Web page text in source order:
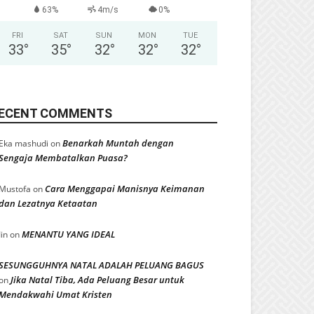
63% 4m/s 0%
FRI
33°
SAT
35°
SUN
32°
MON
32°
TUE
32°
COMMENTS
mashudi onBenarkah Muntah dengan
Membatalkan Puasa?
onCara Menggapai Manisnya Keimanan
Lezatnya Ketaatan
onMENANTU YANG IDEAL
NATAL ADALAH PELUANG BAGUS
Jika Natal Tiba, Ada Peluang Besar untuk
Umat Kristen